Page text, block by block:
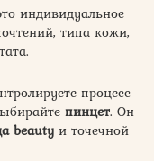
индивидуальное
типа кожи,
процесс
пинцет. Он
beauty и точечной